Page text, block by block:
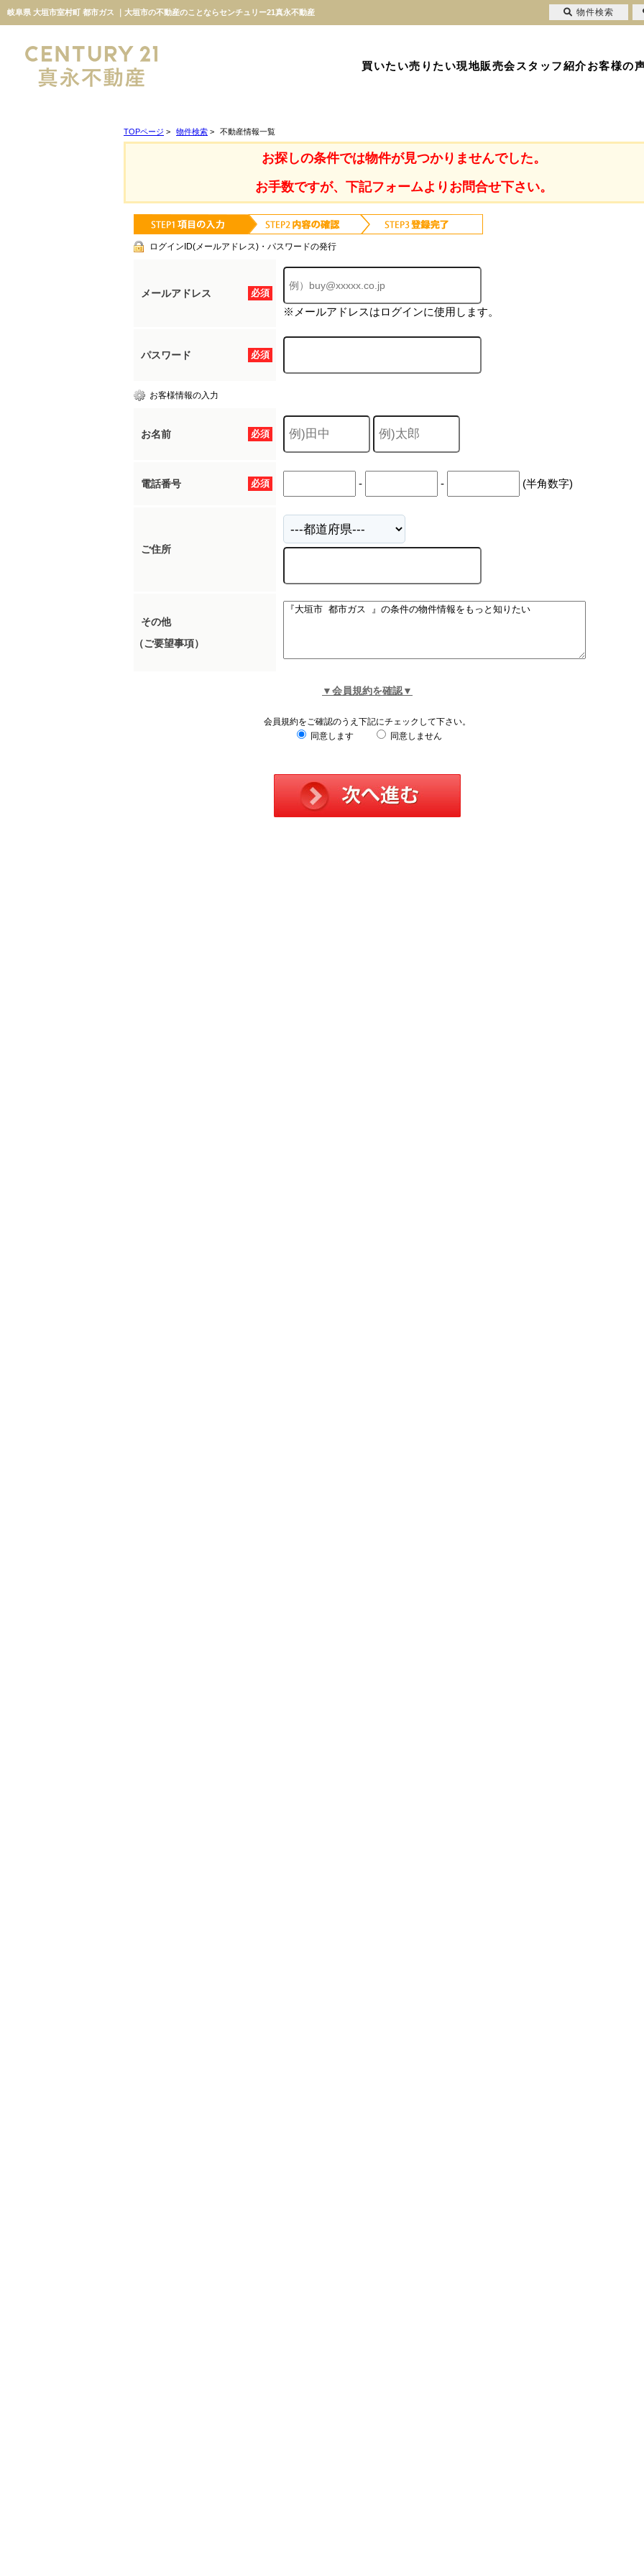
岐阜県 大垣市室村町 都市ガス ｜大垣市の不動産のことならセンチュリー21真永不動産
買いたい売りたい現地販売会スタッフ紹介お客様の
TOPページ > 物件検索 > 不動産情報一覧
お探しの条件では物件が見つかりませんでした。
お手数ですが、下記フォームよりお問合せ下さい。
ログインID(メールアドレス)・パスワードの発行
必須
メールアドレス
※メールアドレスはログインに使用します。
必須
パスワード
お客様情報の入力
必須
お名前
必須
電話番号 - - (半角数字)
ご住所
その他
（ご要望事項）
▼会員規約を確認▼
会員規約をご確認のうえ下記にチェックして下さい。
同意します
同意しません
物件検索